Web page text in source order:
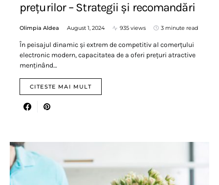
prețurilor – Strategii și recomandări
Olimpia Aldea August 1, 2024 935 views 3 minute read
În peisajul dinamic și extrem de competitiv al comerțului
electronic modern, capacitatea de a oferi prețuri atractive
menținând…
CITESTE MAI MULT